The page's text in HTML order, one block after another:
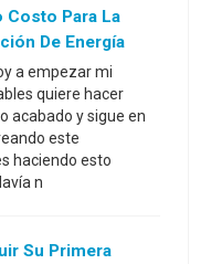
Costo Para La
De Energía
a empezar mi
quiere hacer
acabado y sigue en
este
haciendo esto
n
Su Primera